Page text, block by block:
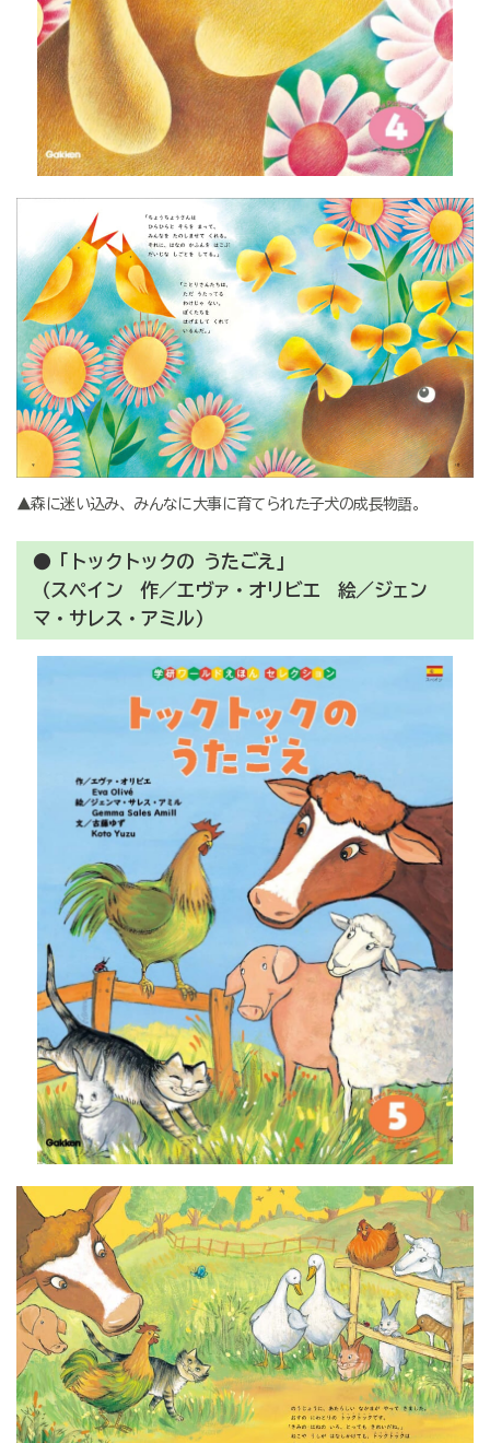
▲森に迷い込み、みんなに大事に育てられた子犬の成長物語。
●「トックトックの うたごえ」
（スペイン 作／エヴァ・オリビエ 絵／ジェン
マ・サレス・アミル）